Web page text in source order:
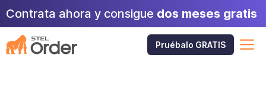
Saltar
contenido
Contrata ahora y consigue dos meses gratis
Pruébalo GRATIS